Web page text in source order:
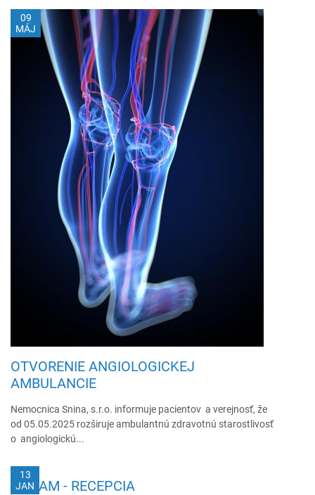
09
MÁJ
OTVORENIE ANGIOLOGICKEJ
AMBULANCIE
Nemocnica Snina, s.r.o. informuje pacientov a verejnosť, že
od 05.05.2025 rozširuje ambulantnú zdravotnú starostlivosť
o angiologickú...
13
JAN
OZNAM - RECEPCIA